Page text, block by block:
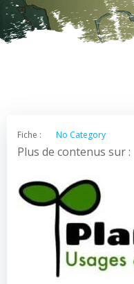
Fiche : No Category
Plus de contenus sur :